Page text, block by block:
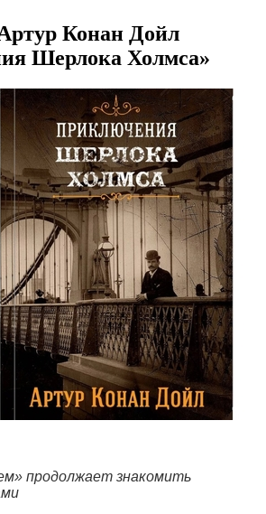
Конан Дойл
Шерлока Холмса»
продолжает знакомить